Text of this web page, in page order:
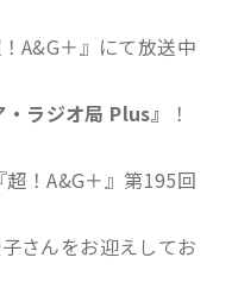
A&G＋』にて放送中
ラジオ局 Plus』
！
！A&G＋』第195回
さんをお迎えしてお